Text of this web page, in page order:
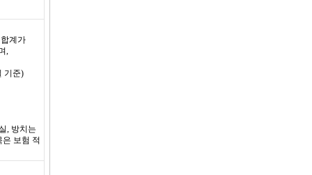
계가
,
기준)
, 방치는
보험 적